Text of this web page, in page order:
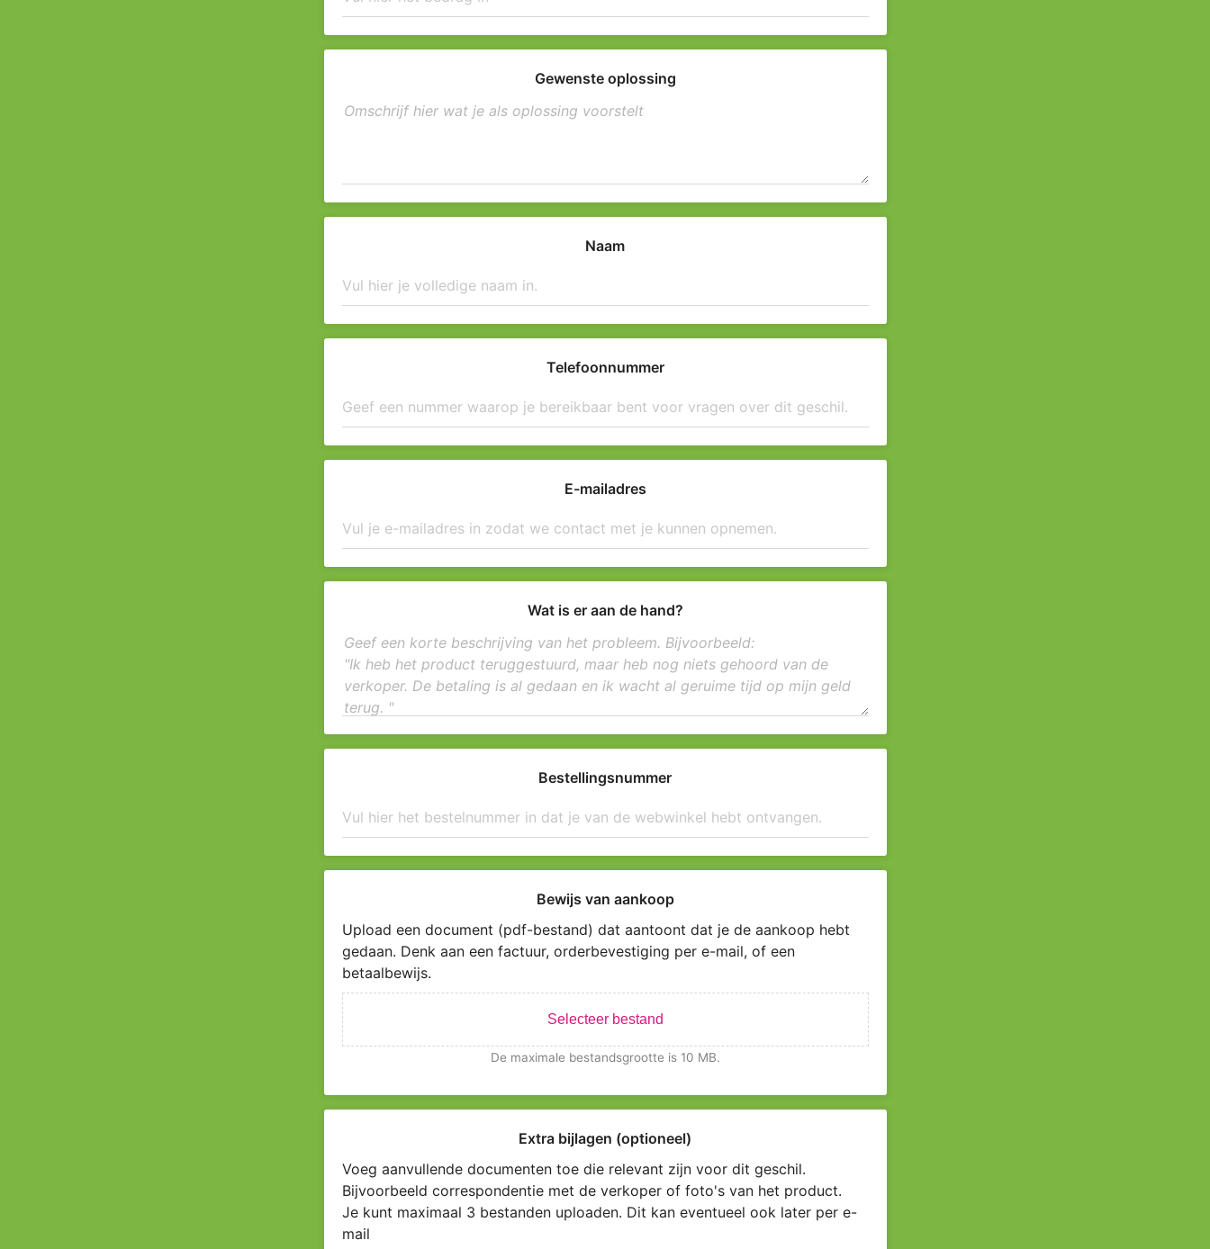
Gewenste oplossing
Naam
Telefoonnummer
E-mailadres
Wat is er aan de hand?
Bestellingsnummer
Bewijs van aankoop
Upload een document (pdf-bestand) dat aantoont dat je de aankoop hebt
gedaan. Denk aan een factuur, orderbevestiging per e-mail, of een
betaalbewijs.
Selecteer bestand
De maximale bestandsgrootte is 10 MB.
Extra bijlagen (optioneel)
Voeg aanvullende documenten toe die relevant zijn voor dit geschil.
Bijvoorbeeld correspondentie met de verkoper of foto's van het product.
Je kunt maximaal 3 bestanden uploaden. Dit kan eventueel ook later per e-
mail